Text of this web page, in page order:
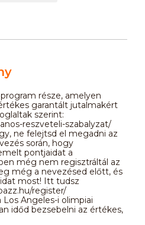
része, amelyen
garantált jutalmakért
szerint:
reszveteli-szabalyzat/
ne felejtsd el megadni az
során, hogy
pontjaidat a
még nem regisztráltál az
még a nevezésed előtt, és
most! Itt tudsz
register/
Los Angeles-i olimpiai
időd bezsebelni az értékes,